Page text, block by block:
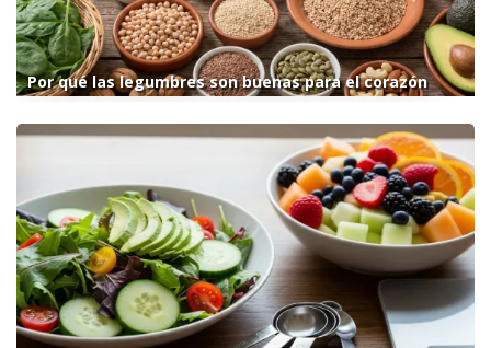
Por qué las legumbres son buenas para el corazón